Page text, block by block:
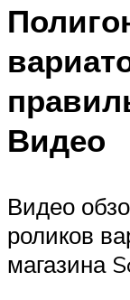
Видео
Видео
роликов
магазина